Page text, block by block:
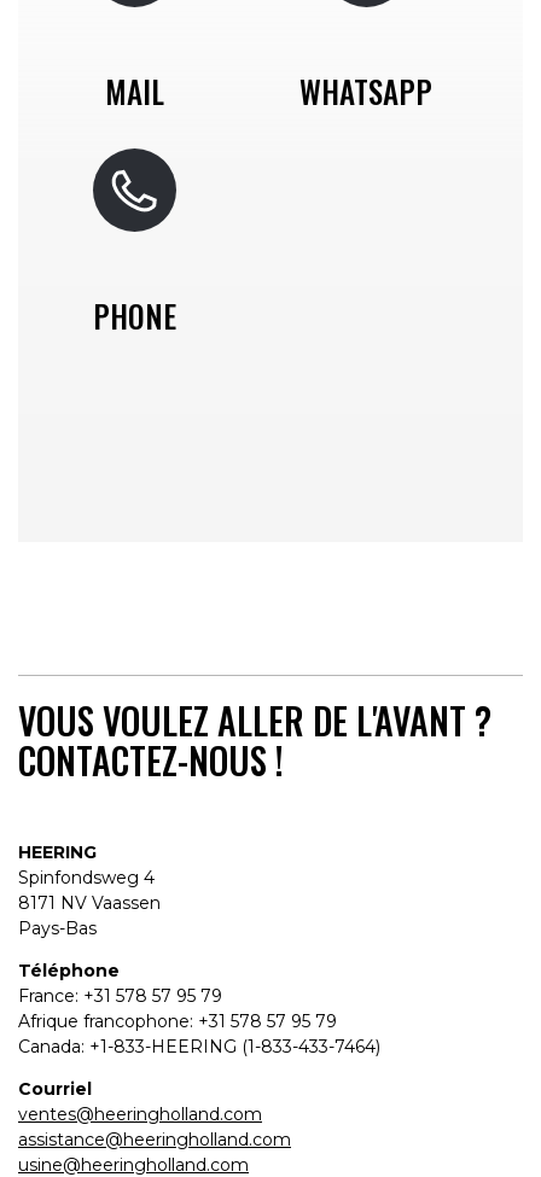
MAIL WHATSAPP
PHONE
VOUS VOULEZ ALLER DE L'AVANT ?
CONTACTEZ-NOUS !
HEERING
Spinfondsweg 4
8171 NV Vaassen
Pays-Bas
Téléphone
France: +31 578 57 95 79
Afrique francophone: +31 578 57 95 79
Canada: +1-833-HEERING (1-833-433-7464)
Courriel
ventes@heeringholland.com
assistance@heeringholland.com
usine@heeringholland.com